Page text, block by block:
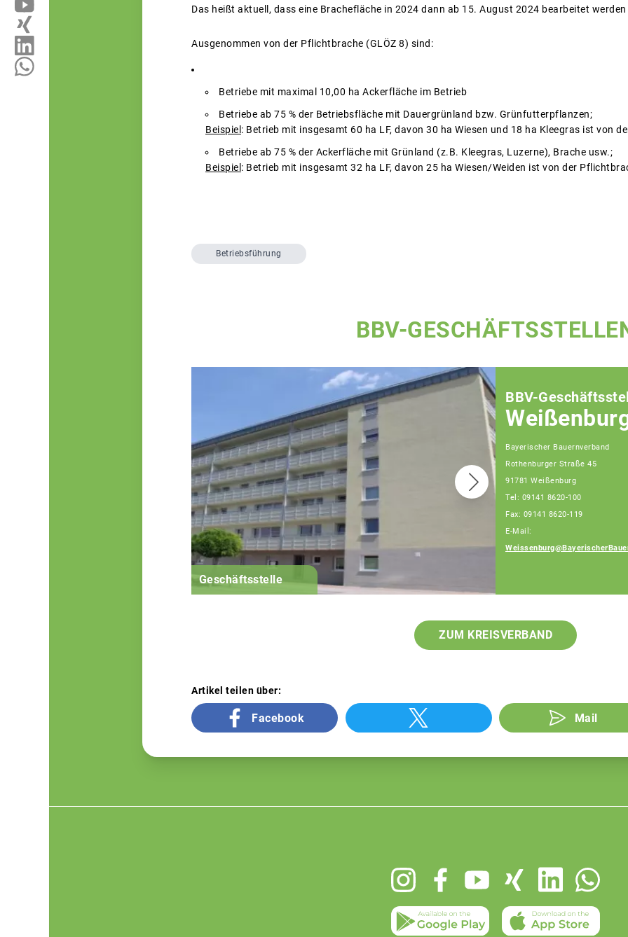
Das heißt aktuell, dass eine Brachefläche in 2024 dann ab 15. August 2024 bearbeitet
Ausgenommen von der Pflichtbrache (GLÖZ 8) sind:
Betriebe mit maximal 10,00 ha Ackerfläche im Betrieb
Betriebe ab 75 % der Betriebsfläche mit Dauergrünland bzw. Grünfutterpflanzen;
Beispiel : Betrieb mit insgesamt 60 ha LF, davon 30 ha Wiesen und 18 ha Kleegras ist von
Betriebe ab 75 % der Ackerfläche mit Grünland (z.B. Kleegras, Luzerne), Brache usw.;
Beispiel : Betrieb mit insgesamt 32 ha LF, davon 25 ha Wiesen/Weiden ist von der
Betriebsführung
BBV-
Geschäftsstelle
Daniel Meier
BBV-
Bayerischer Bauernverband
Rothenburger Straße 45
91781 Weißenburg
Tel: 09141 8620-100
Fax: 09141 8620-119
E-Mail:
ZUM KREISVERBAND
Artikel teilen über:
Facebook Mail